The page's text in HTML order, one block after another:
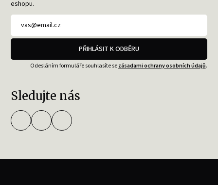
eshopu.
PŘIHLÁSIT K ODBĚRU
Odesláním formuláře souhlasíte sezásadami ochrany osobních údajů.
Sledujte nás